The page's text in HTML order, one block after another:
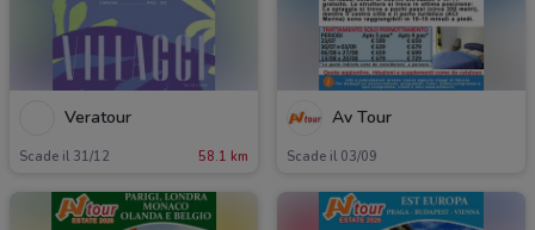
Veratour
Scade il 31/12 58.1 km
Av Tour
Scade il 03/09